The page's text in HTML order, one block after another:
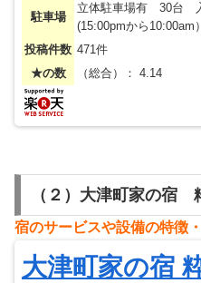
駐車場
立体駐車場有 30台
(15:00pmから10:00am）
投稿件数 471件
★の数
（総合）： 4.14
（２）大津町家の宿
宿のサービスや設備の特徴・
大津町家の宿